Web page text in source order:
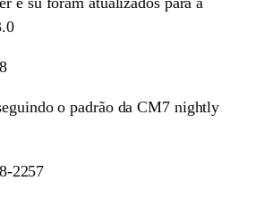
o padrão da CM7 nightly
2257